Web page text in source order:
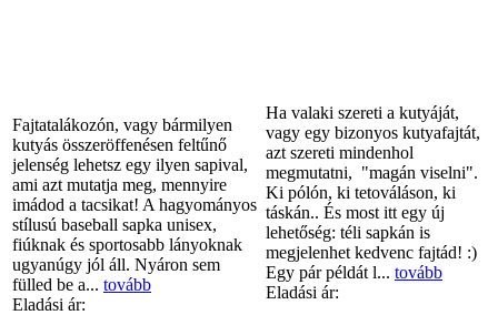
Fajtatalákozón, vagy bármilyen
kutyás összeröffenésen feltűnő
jelenség lehetsz egy ilyen sapival,
ami azt mutatja meg, mennyire
imádod a tacsikat! A hagyományos
stílusú baseball sapka unisex,
fiúknak és sportosabb lányoknak
ugyanúgy jól áll. Nyáron sem
fülled be a... tovább
Eladási ár:
Ha valaki szereti a kutyáját,
vagy egy bizonyos kutyafajtát,
azt szereti mindenhol
megmutatni, "magán viselni".
Ki pólón, ki tetováláson, ki
táskán.. És most itt egy új
lehetőség: téli sapkán is
megjelenhet kedvenc fajtád! :)
Egy pár példát l... tovább
Eladási ár: